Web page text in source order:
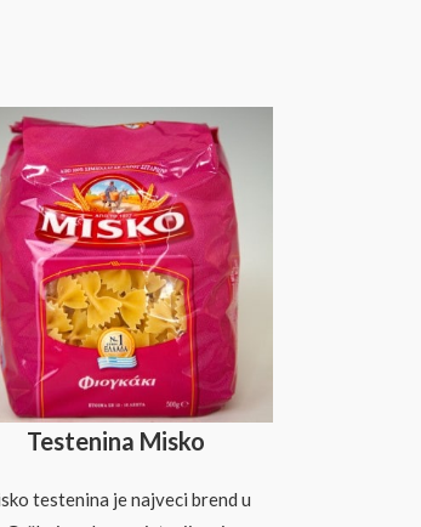
Testenina Misko
testenina je najveci brend u